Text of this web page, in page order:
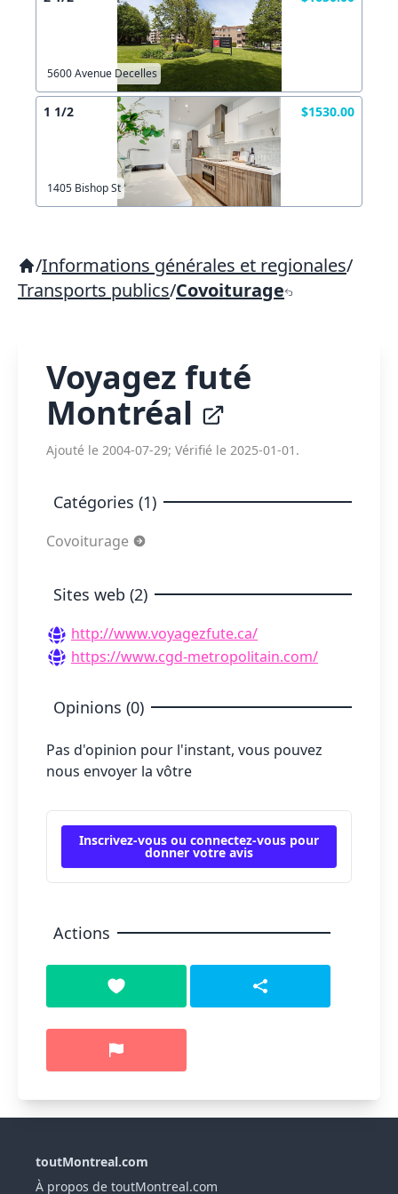
5600 Avenue Decelles
1 1/2 $1530.00
1405 Bishop St
/Informations générales et regionales/
Transports publics/Covoiturage
Voyagez futé
Montréal
Ajouté le 2004-07-29; Vérifié le 2025-01-01.
Catégories (1)
Covoiturage
Sites web (2)
http://www.voyagezfute.ca/
https://www.cgd-metropolitain.com/
Opinions (0)
Pas d'opinion pour l'instant, vous pouvez
nous envoyer la vôtre
Inscrivez-vous ou connectez-vous pour
donner votre avis
Actions
toutMontreal.com
À propos de toutMontreal.com